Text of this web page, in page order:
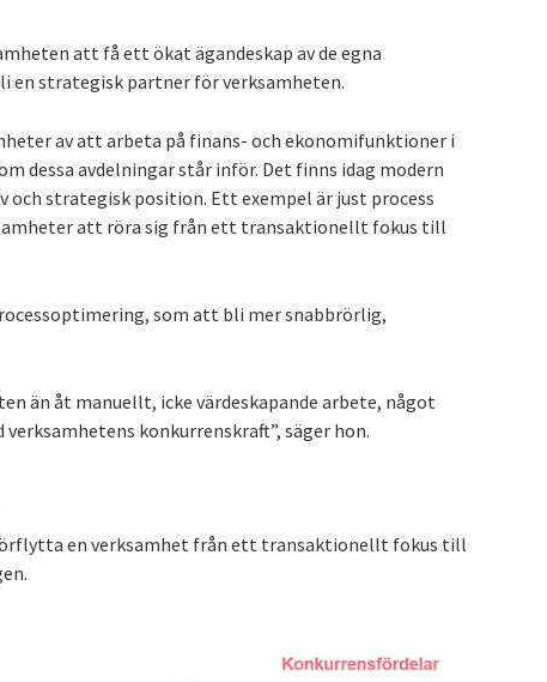
att få ett ökat ägandeskap av de egna
en strategisk partner för verksamheten.
av att arbeta på finans- och ekonomifunktioner i
dessa avdelningar står inför. Det finns idag modern
strategisk position. Ett exempel är just process
att röra sig från ett transaktionellt fokus till
som att bli mer snabbrörlig,
än åt manuellt, icke värdeskapande arbete, något
konkurrenskraft”, säger hon.
en verksamhet från ett transaktionellt fokus till